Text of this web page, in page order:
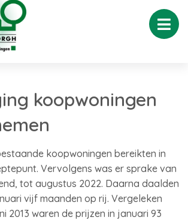
koopwoningen
koopwoningen bereikten in
Vervolgens was er sprake van
tot augustus 2022. Daarna daalden
vijf maanden op rij. Vergeleken
2013 waren de prijzen in januari 93